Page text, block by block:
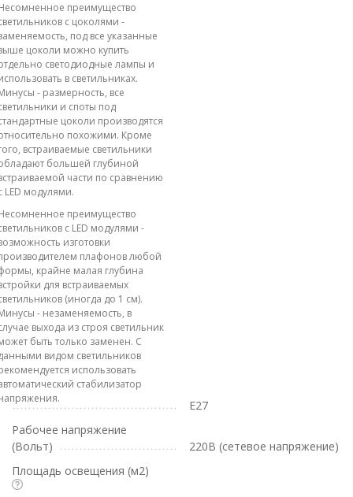
преимущество
с цоколями -
под все указанные
цоколи можно купить
светодиодные лампы и
в светильниках.
- размерность, все
и споты под
цоколи производятся
похожими. Кроме
встраиваемые светильники
большей глубиной
части по сравнению
LED модулями.
преимущество
с LED модулями -
изготовки
плафонов любой
крайне малая глубина
для встраиваемых
(иногда до 1 см).
- незаменяемость, в
выхода из строя светильник
быть только заменен. С
видом светильников
использовать
стабилизатор
E27
Рабочее напряжение
(Вольт)
220В (сетевое напряжение)
Площадь освещения (м2)